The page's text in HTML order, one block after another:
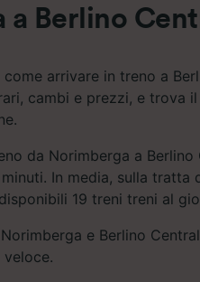
a Berlino
arrivare in treno a
cambi e prezzi, e trova
da Norimberga a Berlino
In media, sulla tratta
19 treni treni al
e Berlino